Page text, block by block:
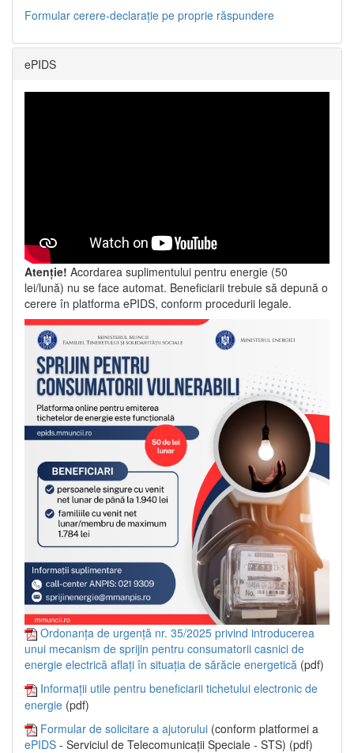
Formular cerere-declarație pe proprie răspundere
ePIDS
Atenție! Acordarea suplimentului pentru energie (50
lei/lună) nu se face automat. Beneficiarii trebuie să depună o
cerere în platforma ePIDS, conform procedurii legale.
Ordonanța de urgență nr. 35/2025 privind introducerea
unui mecanism de sprijin pentru consumatorii casnici de
energie electrică aflați în situația de sărăcie energetică (pdf)
Informații utile pentru beneficiarii tichetului electronic de
energie (pdf)
Formular de solicitare a ajutorului (conform platformei a
ePIDS - Serviciul de Telecomunicații Speciale - STS) (pdf)